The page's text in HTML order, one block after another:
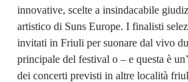
innovative, scelte a insindacabile
artistico di Suns Europe. I finalisti
invitati in Friuli per suonare dal vivo
principale del festival o – e questa è
dei concerti previsti in altre località